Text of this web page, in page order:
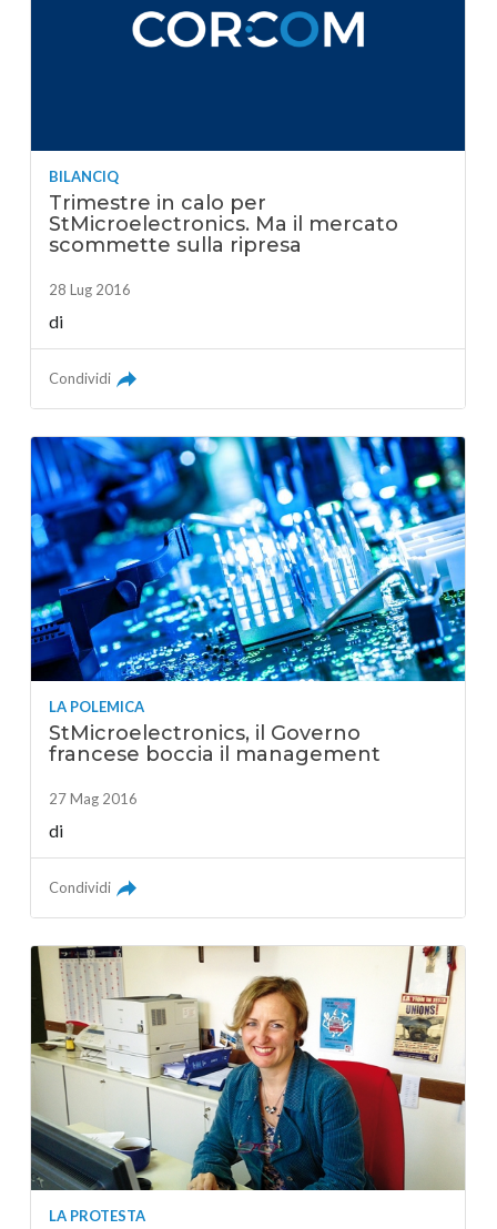
BILANCIQ
Trimestre in calo per
StMicroelectronics. Ma il mercato
scommette sulla ripresa
28 Lug 2016
di
Condividi
LA POLEMICA
StMicroelectronics, il Governo
francese boccia il management
27 Mag 2016
di
Condividi
LA PROTESTA